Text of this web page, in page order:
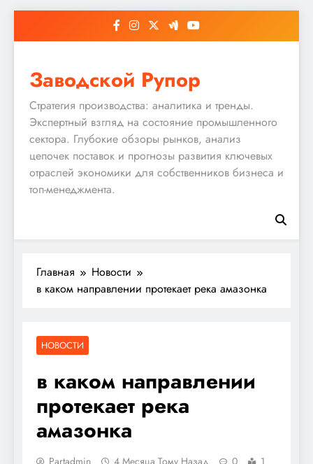
Заводской Рупор
Стратегия производства: аналитика и тренды.
Экспертный взгляд на состояние промышленного
сектора. Глубокие обзоры рынков, анализ
цепочек поставок и прогнозы развития ключевых
отраслей экономики для собственников бизнеса и
топ-менеджмента.
Главная
Новости
в каком направлении протекает река амазонка
НОВОСТИ
в каком направлении
протекает река
амазонка
Partadmin 4 Месяца Тому Назад 0
1